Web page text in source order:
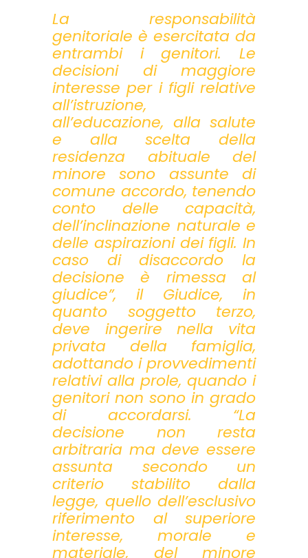
La responsabilità
genitoriale è esercitata da
entrambi i genitori. Le
decisioni di maggiore
interesse per i figli relative
all’istruzione,
all’educazione, alla salute
e alla scelta della
residenza abituale del
minore sono assunte di
comune accordo, tenendo
conto delle capacità,
dell’inclinazione naturale e
delle aspirazioni dei figli. In
caso di disaccordo la
decisione è rimessa al
giudice”, il Giudice, in
quanto soggetto terzo,
deve ingerire nella vita
privata della famiglia,
adottando i provvedimenti
relativi alla prole, quando i
genitori non sono in grado
di accordarsi. “La
decisione non resta
arbitraria ma deve essere
assunta secondo un
criterio stabilito dalla
legge, quello dell’esclusivo
riferimento al superiore
interesse, morale e
materiale, del minore